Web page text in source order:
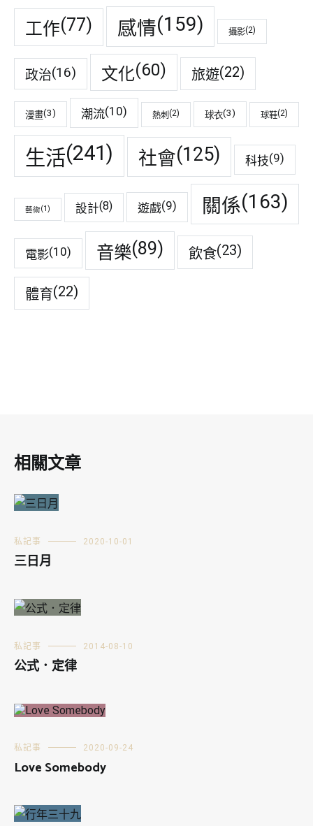
工作(77) 感情(159) 攝影(2)
政治(16) 文化(60) 旅遊(22)
漫畫(3) 潮流(10) 熱刺 (2) 球衣(3) 球鞋(2)
生活(241) 社會(125) 科技(9)
藝術(1) 設計(8) 遊戲(9) 關係(163)
電影(10) 音樂(89) 飲食(23)
體育(22)
相關文章
私記事 2020-10-01
三日月
私記事 2014-08-10
公式．定律
私記事 2020-09-24
Love Somebody